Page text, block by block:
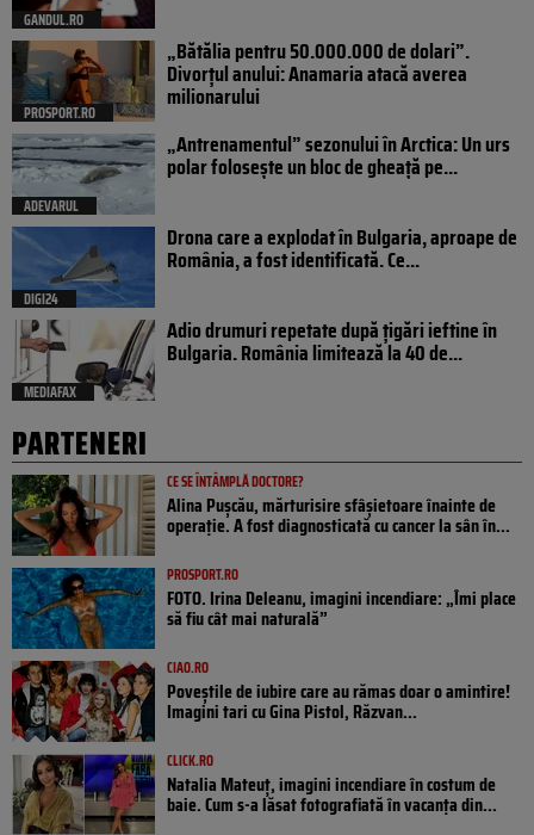
GANDUL.RO
PROSPORT.RO
„Bătălia pentru 50.000.000 de dolari”.
Divorțul anului: Anamaria atacă averea
milionarului
ADEVARUL
„Antrenamentul” sezonului în Arctica: Un urs
polar folosește un bloc de gheață pe...
DIGI24
Drona care a explodat în Bulgaria, aproape de
România, a fost identificată. Ce...
MEDIAFAX
Adio drumuri repetate după țigări ieftine în
Bulgaria. România limitează la 40 de...
PARTENERI
CE SE ÎNTÂMPLĂ DOCTORE?
Alina Pușcău, mărturisire sfâșietoare înainte de
operație. A fost diagnosticată cu cancer la sân în...
PROSPORT.RO
FOTO. Irina Deleanu, imagini incendiare: „Îmi place
să fiu cât mai naturală”
CIAO.RO
Poveştile de iubire care au rămas doar o amintire!
Imagini tari cu Gina Pistol, Răzvan...
CLICK.RO
Natalia Mateuț, imagini incendiare în costum de
baie. Cum s-a lăsat fotografiată în vacanța din...